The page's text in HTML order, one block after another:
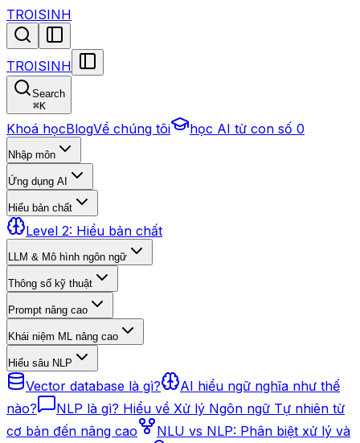
TROISINH
TROISINH
Search
⌘K
Khoá họcBlogVề chúng tôi học AI từ con số 0
Nhập môn
Ứng dụng AI
Hiểu bản chất
Level 2: Hiểu bản chất
LLM & Mô hình ngôn ngữ
Thông số kỹ thuật
Prompt nâng cao
Khái niệm ML nâng cao
Hiểu sâu NLP
Vector database là gì?
AI hiểu ngữ nghĩa như thế
nào?
NLP là gì? Hiểu về Xử lý Ngôn ngữ Tự nhiên từ
cơ bản đến nâng cao
NLU vs NLP: Phân biệt xử lý và